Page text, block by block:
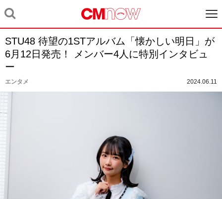
STU48 待望の1STアルバム「懐かしい明日」が
6月12日発売！ メンバー4人に特別インタビュ
ー
エンタメ 2024.06.11